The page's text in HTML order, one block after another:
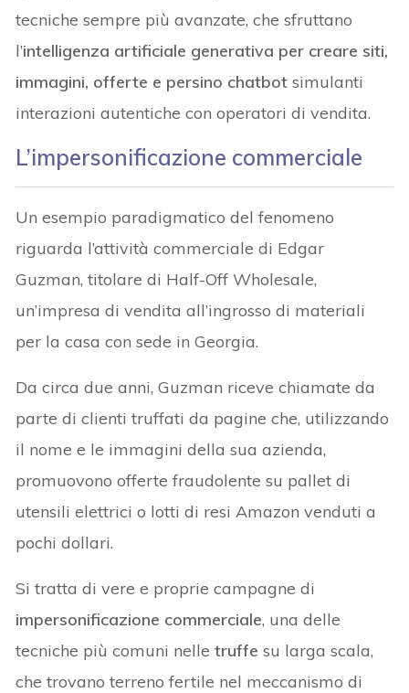
tecniche sempre più avanzate, che sfruttano
l’intelligenza artificiale generativa per creare siti,
immagini, offerte e persino chatbot simulanti
interazioni autentiche con operatori di vendita.
L’impersonificazione commerciale
Un esempio paradigmatico del fenomeno
riguarda l’attività commerciale di Edgar
Guzman, titolare di Half-Off Wholesale,
un’impresa di vendita all’ingrosso di materiali
per la casa con sede in Georgia.
Da circa due anni, Guzman riceve chiamate da
parte di clienti truffati da pagine che, utilizzando
il nome e le immagini della sua azienda,
promuovono offerte fraudolente su pallet di
utensili elettrici o lotti di resi Amazon venduti a
pochi dollari.
Si tratta di vere e proprie campagne di
impersonificazione commerciale, una delle
tecniche più comuni nelletruffe su larga scala,
che trovano terreno fertile nel meccanismo di